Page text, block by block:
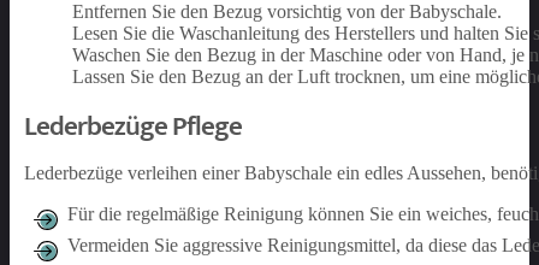
Entfernen Sie den Bezug vorsichtig von der Babyschale.
Lesen Sie die Waschanleitung des Herstellers und halten
Waschen Sie den Bezug in der Maschine oder von Hand, je
Lassen Sie den Bezug an der Luft trocknen, um eine
Lederbezüge Pflege
Lederbezüge verleihen einer Babyschale ein edles Aussehen,
Für die regelmäßige Reinigung können Sie ein weiches,
Vermeiden Sie aggressive Reinigungsmittel, da diese das